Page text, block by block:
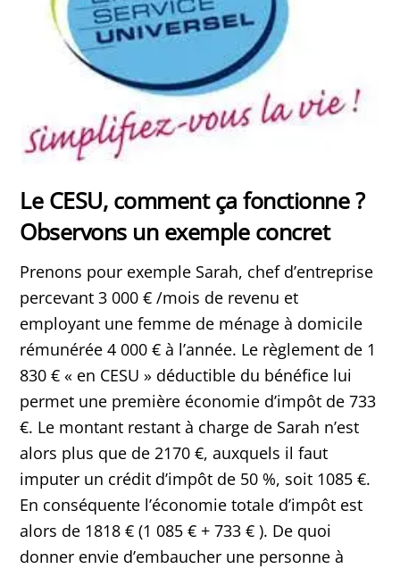
Le CESU, comment ça fonctionne ?
Observons un exemple concret
Prenons pour exemple Sarah, chef d’entreprise
percevant 3 000 € /mois de revenu et
employant une femme de ménage à domicile
rémunérée 4 000 € à l’année. Le règlement de 1
830 € « en CESU » déductible du bénéfice lui
permet une première économie d’impôt de 733
€. Le montant restant à charge de Sarah n’est
alors plus que de 2170 €, auxquels il faut
imputer un crédit d’impôt de 50 %, soit 1085 €.
En conséquente l’économie totale d’impôt est
alors de 1818 € (1 085 € + 733 € ). De quoi
donner envie d’embaucher une personne à